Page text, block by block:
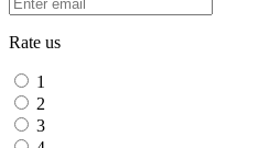
Rate us
1
2
3